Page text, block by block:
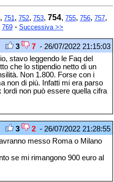
, 751, 752, 753, 754, 755, 756, 757,
769 - Successiva >>
3 7 - 26/07/2022 21:15:03
stavo leggendo le Faq del
che lo stipendio netto di un
Non 1.800. Forse con i
non di più. Infatti mi era parso
non può essere quella cifra
3 2 - 26/07/2022 21:28:55
messo Roma o Milano
se mi rimangono 900 euro al